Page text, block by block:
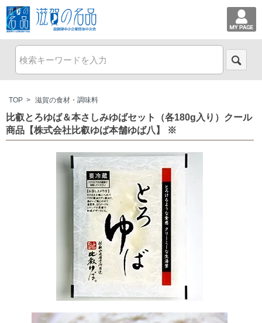
TOP > 滋賀の食材・調味料
比叡とろゆば＆本さしみゆばセット（各180g入り）クール
商品【株式会社比叡ゆば本舗ゆば八】 ※